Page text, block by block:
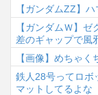
【ガンダムΖΖ】
【ガンダムＷ】
差のギャップで風
【画像】めちゃ
鉄人28号ってロボ
マットしてるよな